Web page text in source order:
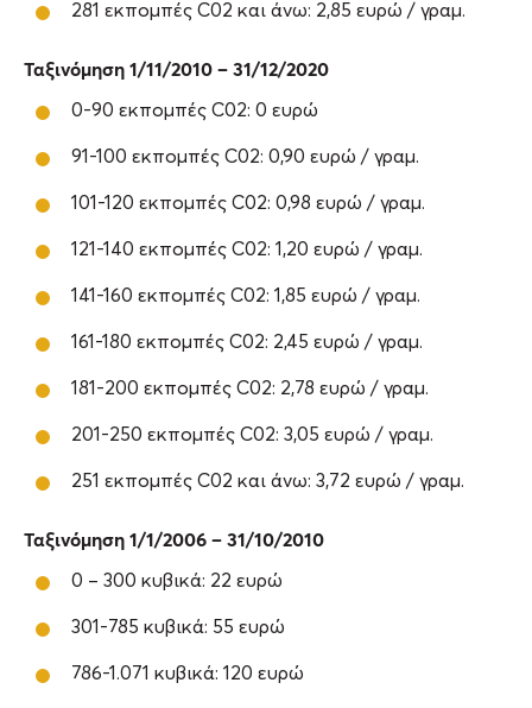
281 εκπομπές C02 και άνω: 2,85 ευρώ / γραμ.
Ταξινόμηση 1/11/2010 – 31/12/2020
0-90 εκπομπές C02: 0 ευρώ
91-100 εκπομπές C02: 0,90 ευρώ / γραμ.
101-120 εκπομπές C02: 0,98 ευρώ / γραμ.
121-140 εκπομπές C02: 1,20 ευρώ / γραμ.
141-160 εκπομπές C02: 1,85 ευρώ / γραμ.
161-180 εκπομπές C02: 2,45 ευρώ / γραμ.
181-200 εκπομπές C02: 2,78 ευρώ / γραμ.
201-250 εκπομπές C02: 3,05 ευρώ / γραμ.
251 εκπομπές C02 και άνω: 3,72 ευρώ / γραμ.
Ταξινόμηση 1/1/2006 – 31/10/2010
0 – 300 κυβικά: 22 ευρώ
301-785 κυβικά: 55 ευρώ
786-1.071 κυβικά: 120 ευρώ